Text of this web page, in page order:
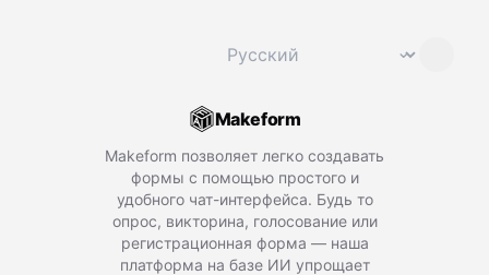
⌄
Makeform
Makeform позволяет легко создавать
формы с помощью простого и
удобного чат-интерфейса. Будь то
опрос, викторина, голосование или
регистрационная форма — наша
платформа на базе ИИ упрощает